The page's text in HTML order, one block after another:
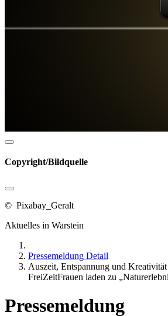
Copyright/Bildquelle
© Pixabay_Geralt
Aktuelles in Warstein
Pressemeldung Detail
Auszeit, Entspannung und
FreiZeitFrauen laden zu
Pressemeldung